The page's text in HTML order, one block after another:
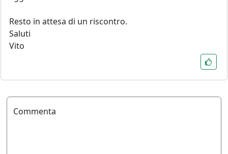
Resto in attesa di un riscontro.
Saluti
Vito
Commenta